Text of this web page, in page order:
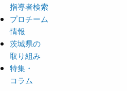
指導者検索
プロチーム
情報
茨城県の
取り組み
特集・
コラム